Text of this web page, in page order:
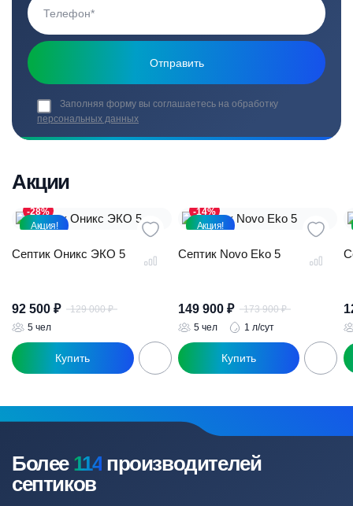
Заполняя форму вы соглашаетесь на обработку
персональных данных
Акции
Акция!
-28%
Септик Оникс ЭКО 5
129 000₽
Первоначальная
129
000 ₽.
92 500 ₽
500 ₽.
5 чел
Акция!
-14%
Септик Novo Eko 5
173 900₽
173
900 ₽.
149 900 ₽
900 ₽.
5 чел 1 л/сут
Более 114 производителей
септиков